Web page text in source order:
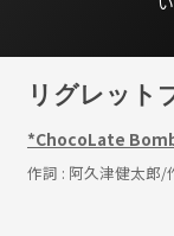
リグレット
*ChocoLate
作詞 : 阿久津健太郎/